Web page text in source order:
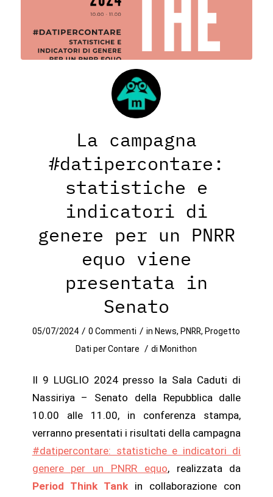
La campagna
#datipercontare:
statistiche e
indicatori di
genere per un PNRR
equo viene
presentata in
Senato
05/07/2024 / 0 Commenti / inNews,PNRR,Progetto
Dati per Contare
/ diMonithon
Il 9 LUGLIO 2024 presso la Sala Caduti di
Nassiriya – Senato della Repubblica dalle
10.00 alle 11.00, in conferenza stampa,
verranno presentati i risultati della campagna
#datipercontare: statistiche e indicatori di
genere per un PNRR equo, realizzata da
Period Think Tankin collaborazione con